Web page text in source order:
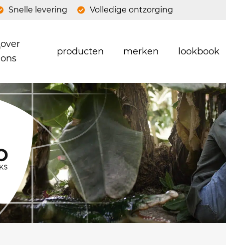
Snelle levering Volledige ontzorging
over
ons
producten merken lookbook